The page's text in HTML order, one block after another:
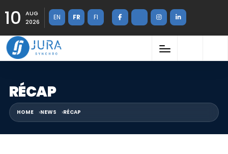
10
AUG
2026
EN FR FI
RÉCAP
HOME NEWS RÉCAP